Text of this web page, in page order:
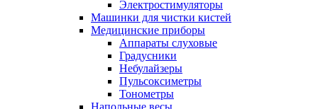
Электростимуляторы
Машинки для чистки кистей
Медицинские приборы
Аппараты слуховые
Градусники
Небулайзеры
Пульсоксиметры
Тонометры
Напольные весы